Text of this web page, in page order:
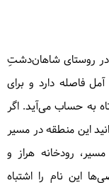
در روستای شاهان‌دشتِ
حدود ۶۵ کیلومتر از آمل فاصله دارد و برای
به حساب می‌آید. اگر
این منطقه در مسیر
رودخانه هراز و
این نام را اشتباه